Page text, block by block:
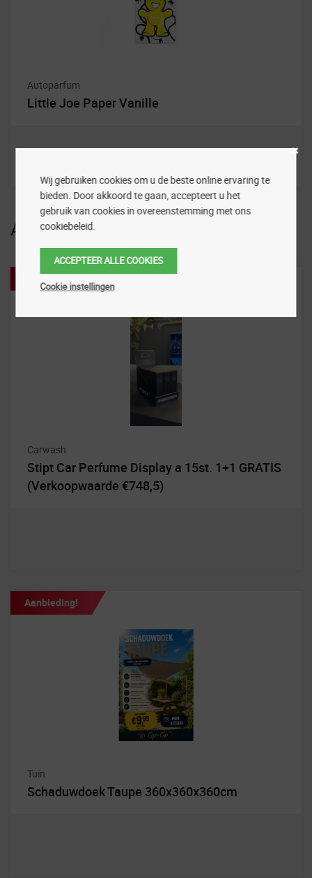
Autoparfum
Little Joe Paper Vanille
Aanbiedingen
Aanbieding!
Carwash
Stipt Car Perfume Display a 15st. 1+1 GRATIS
(Verkoopwaarde €748,5)
Aanbieding!
Tuin
Schaduwdoek Taupe 360x360x360cm
Wij gebruiken cookies om u de beste online ervaring te
bieden. Door akkoord te gaan, accepteert u het
gebruik van cookies in overeenstemming met ons
cookiebeleid.
ACCEPTEER ALLE COOKIES
Cookie instellingen